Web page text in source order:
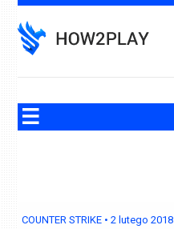
to
content
COUNTER STRIKE •2 lutego 2018